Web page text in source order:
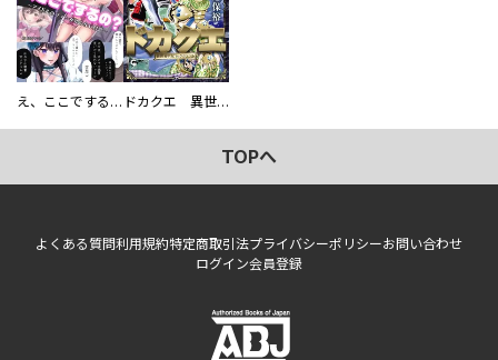
え、ここでするの？ アイドルのファンが知らない日常 ドカクエ 異世界ドカコッククエスト
TOPへ
よくある質問利用規約特定商取引法プライバシーポリシーお問い合わせ
ログイン会員登録